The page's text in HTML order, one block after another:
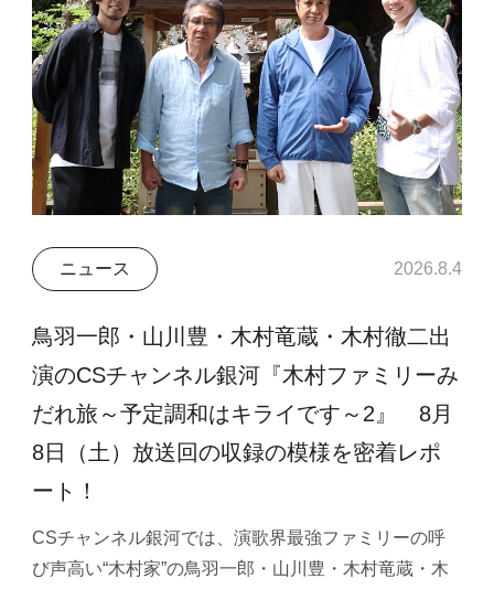
ニュース 2026.8.4
鳥羽一郎・山川豊・木村竜蔵・木村徹二出
演のCSチャンネル銀河『木村ファミリーみ
だれ旅～予定調和はキライです～2』 8月
8日（土）放送回の収録の模様を密着レポ
ート！
CSチャンネル銀河では、演歌界最強ファミリーの呼
び声高い“木村家”の鳥羽一郎・山川豊・木村竜蔵・木